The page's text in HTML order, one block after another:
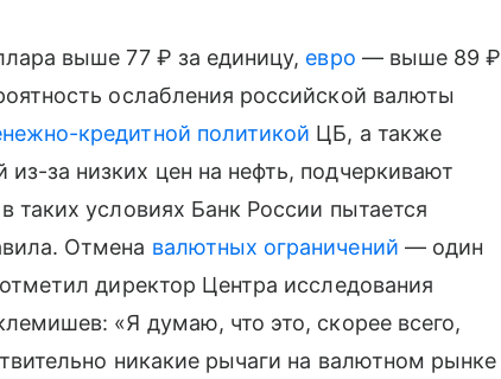
выше 77 ₽ за единицу, евро — выше 89 ₽
ослабления российской валюты
кредитной политикой ЦБ, а также
за низких цен на нефть, подчеркивают
условиях Банк России пытается
Отмена валютных ограничений — один
директор Центра исследования
«Я думаю, что это, скорее всего,
никакие рычаги на валютном рынке